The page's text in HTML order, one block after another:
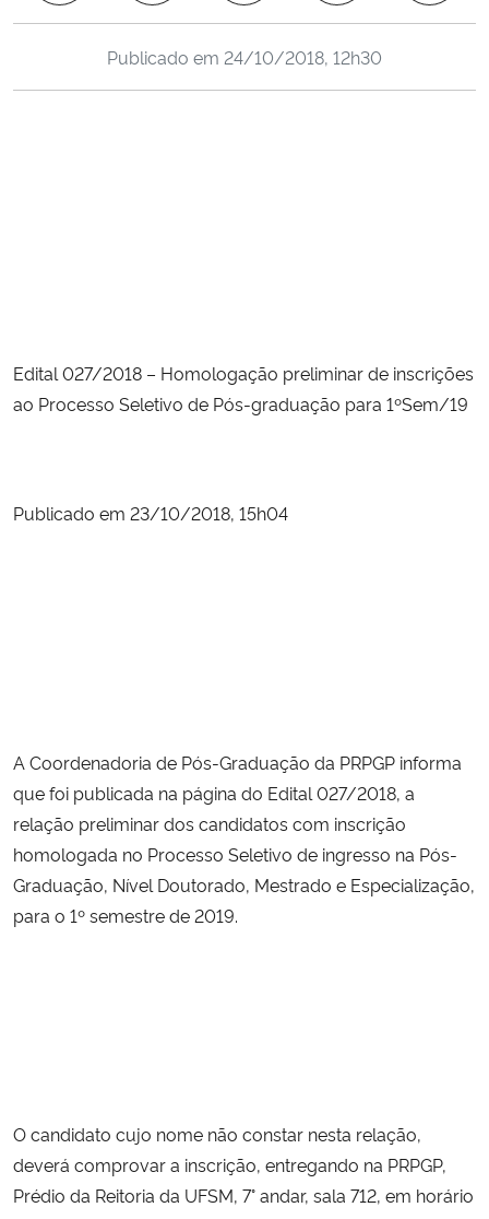
Ministério do Desenvolvimento Regional
Banco Central do Brasil
Planalto
Publicado em 24/10/2018, 12h30
Edital 027/2018 – Homologação preliminar de inscrições
ao Processo Seletivo de Pós-graduação para 1ºSem/19
Publicado em 23/10/2018, 15h04
A Coordenadoria de Pós-Graduação da PRPGP informa
que foi publicada na página do Edital 027/2018, a
relação preliminar dos candidatos com inscrição
homologada no Processo Seletivo de ingresso na Pós-
Graduação, Nível Doutorado, Mestrado e Especialização,
para o 1º semestre de 2019.
O candidato cujo nome não constar nesta relação,
deverá comprovar a inscrição, entregando na PRPGP,
Prédio da Reitoria da UFSM, 7° andar, sala 712, em horário